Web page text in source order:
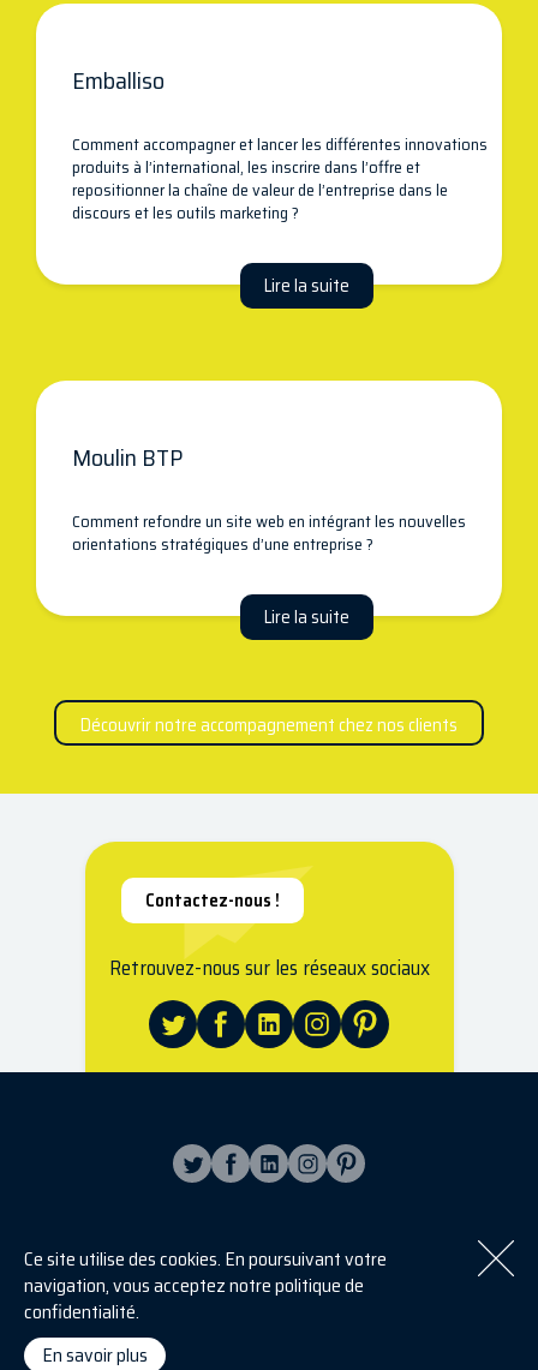
Emballiso
Comment accompagner et lancer les différentes innovations
produits à l’international, les inscrire dans l’offre et
repositionner la chaîne de valeur de l’entreprise dans le
discours et les outils marketing ?
Lire la suite
Moulin BTP
Comment refondre un site web en intégrant les nouvelles
orientations stratégiques d’une entreprise ?
Lire la suite
Découvrir notre accompagnement chez nos clients
Contactez-nous !
Retrouvez-nous sur les réseaux sociaux
S'inscrire à la newsletter
[sibwp_form id=2]
Ce site utilise des cookies. En poursuivant votre
navigation, vous acceptez notre politique de
confidentialité.
En savoir plus